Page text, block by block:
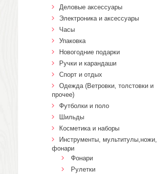
Деловые аксессуары
Электроника и аксессуары
Часы
Упаковка
Новогодние подарки
Ручки и карандаши
Спорт и отдых
Одежда (Ветровки, толстовки и
прочее)
Футболки и поло
Шильды
Косметика и наборы
Инструменты, мультитулы,ножи,
фонари
Фонари
Рулетки